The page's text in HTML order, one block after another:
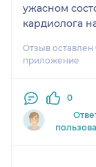
ужасном
кардиолога
реанимацию
ноября за
деньги
Отзыв оставлен
приложение
0